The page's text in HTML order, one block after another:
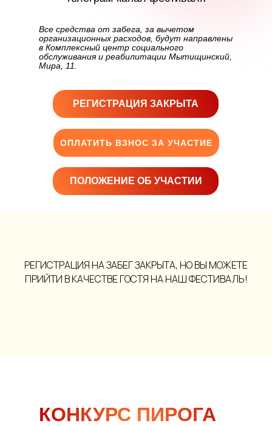
ОПЛАТИТЬ ВЗНОС ЗА УЧАСТИЕ
Все средства от забега, за вычетом
организационных расходов, будут направлены
в Комплексный центр социального
обслуживания и реабилитации Мытищинский,
Мира, 11.
РЕГИСТРАЦИЯ ЗАКРЫТА
ПОЛОЖЕНИЕ ОБ УЧАСТИИ
РЕГИСТРАЦИЯ НА ЗАБЕГ ЗАКРЫТА, НО ВЫ МОЖЕТЕ
ПРИЙТИ В КАЧЕСТВЕ ГОСТЯ НА НАШ ФЕСТИВАЛЬ!
КОНКУРС ПИРОГА